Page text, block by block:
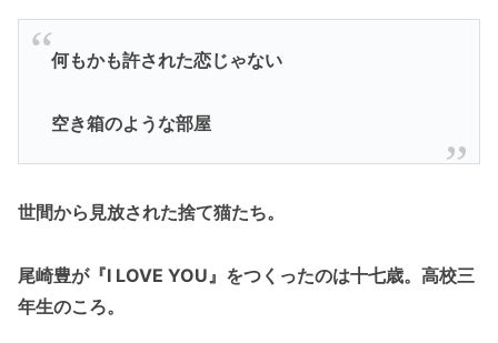
何もかも許された恋じゃない
空き箱のような部屋
世間から見放された捨て猫たち。
尾崎豊が『I LOVE YOU』をつくったのは十七歳。高校三
年生のころ。